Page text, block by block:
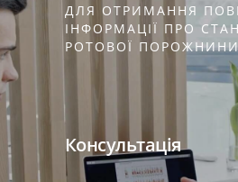
ДЛЯ ОТРИМАННЯ
ІНФОРМАЦІЇ ПРО
РОТОВОЇ
Консультація